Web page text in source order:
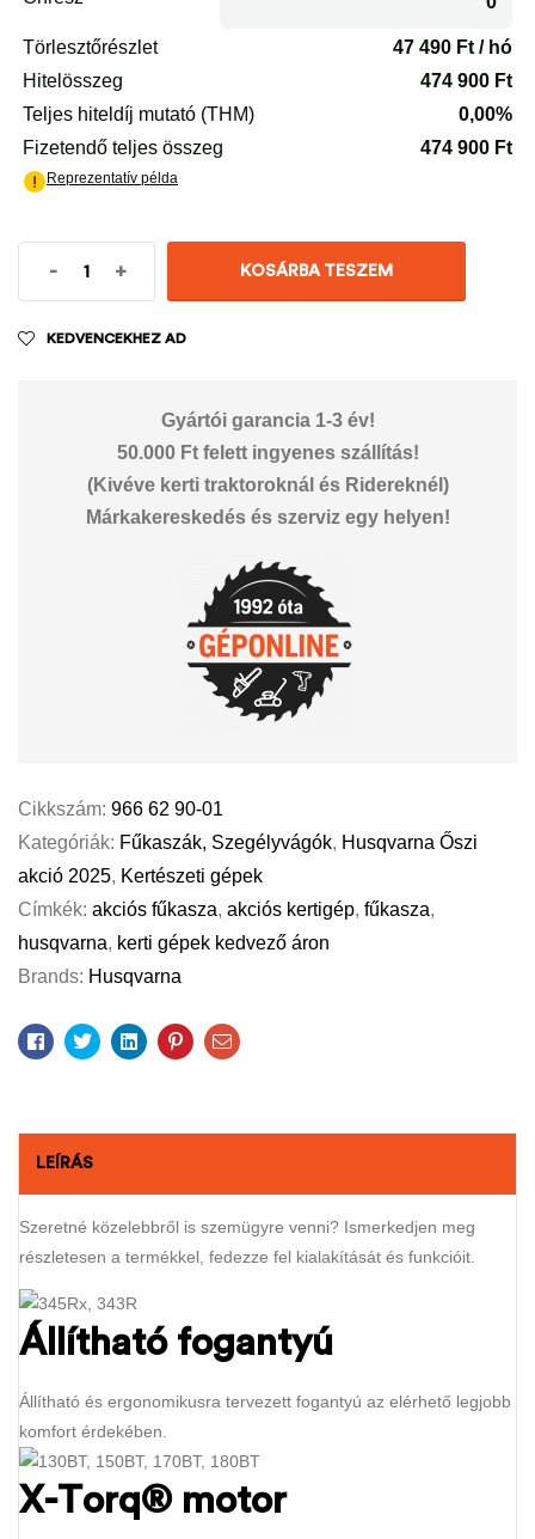
- + KOSÁRBA TESZEM
KEDVENCEKHEZ AD
Gyártói garancia 1-3 év!
50.000 Ft felett ingyenes szállítás!
(Kivéve kerti traktoroknál és Ridereknél)
Márkakereskedés és szerviz egy helyen!
Cikkszám: 966 62 90-01
Kategóriák: Fűkaszák, Szegélyvágók, Husqvarna Őszi
akció 2025, Kertészeti gépek
Címkék: akciós fűkasza, akciós kertigép, fűkasza,
husqvarna, kerti gépek kedvező áron
Brands: Husqvarna
Facebook
TwitterLinkedinPinterestEmail
LEÍRÁS
Szeretné közelebbről is szemügyre venni? Ismerkedjen meg
részletesen a termékkel, fedezze fel kialakítását és funkcióit.
Állítható fogantyú
Állítható és ergonomikusra tervezett fogantyú az elérhető legjobb
komfort érdekében.
X-Torq® motor